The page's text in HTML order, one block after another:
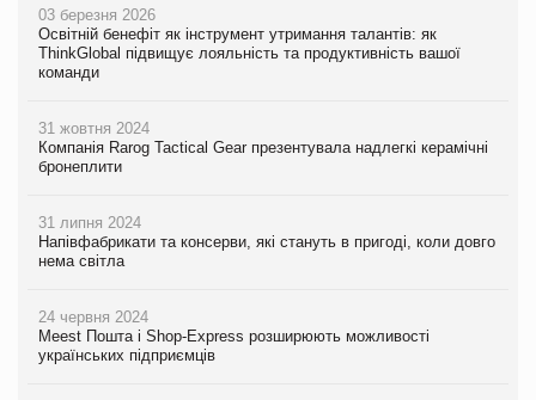
03 березня 2026
Освітній бенефіт як інструмент утримання талантів: як
ThinkGlobal підвищує лояльність та продуктивність вашої
команди
31 жовтня 2024
Компанія Rarog Tactical Gear презентувала надлегкі керамічні
бронеплити
31 липня 2024
Напівфабрикати та консерви, які стануть в пригоді, коли довго
нема світла
24 червня 2024
Meest Пошта і Shop-Express розширюють можливості
українських підприємців